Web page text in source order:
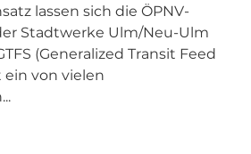
lassen sich die ÖPNV-
Stadtwerke Ulm/Neu-Ulm
(Generalized Transit Feed
ein von vielen